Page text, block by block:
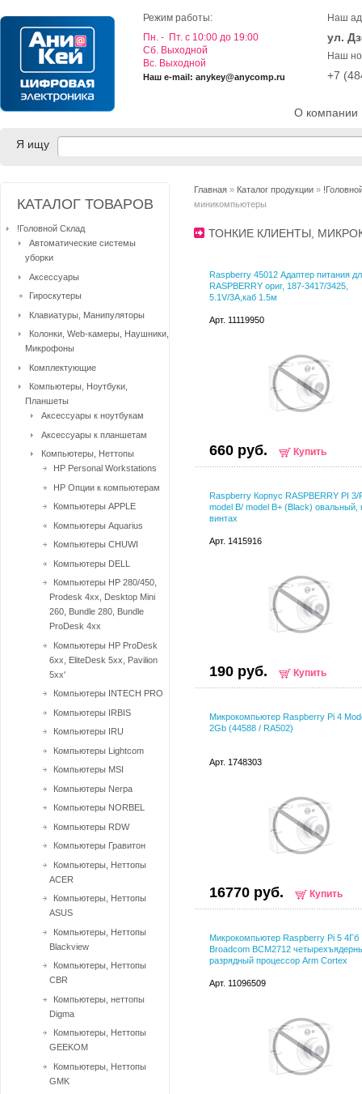
О компании
Режим работы:
Пн. - Пт. с 10:00 до 19:00
Cб. Выходной
Вс. Выходной
Наш e-mail: anykey@anycomp.ru
Наш
ул.
Наш
+7
Я ищу
Главная » Каталог продукции »
миникомпьютеры
ТОНКИЕ КЛИЕНТЫ,
Raspberry 45012 Адаптер питания
RASPBERRY ориг, 187-3417/3425,
5.1V/3A,каб 1.5м
Арт. 11119950
660 руб. Купить
Raspberry Корпус RASPBERRY PI 3/
model B/ model B+ (Black) овальный,
винтах
Арт. 1415916
190 руб. Купить
Микрокомпьютер Raspberry Pi 4
2Gb (44588 / RA502)
Арт. 1748303
16770 руб. Купить
Микрокомпьютер Raspberry Pi 5 4Гб
Broadcom BCM2712
разрядный процессор Arm Cortex
Арт. 11096509
КАТАЛОГ ТОВАРОВ
!Головной Склад
Автоматические системы
уборки
Аксессуары
Гироскутеры
Клавиатуры, Манипуляторы
Колонки, Web-камеры, Наушники,
Микрофоны
Комплектующие
Компьютеры, Ноутбуки,
Планшеты
Аксессуары к ноутбукам
Аксессуары к планшетам
Компьютеры, Неттопы
HP Personal Workstations
HP Опции к компьютерам
Компьютеры APPLE
Компьютеры Aquarius
Компьютеры CHUWI
Компьютеры DELL
Компьютеры HP 280/450,
Prodesk 4xx, Desktop Mini
260, Bundle 280, Bundle
ProDesk 4xx
Компьютеры HP ProDesk
6xx, EliteDesk 5xx, Pavilion
5xx'
Компьютеры INTECH PRO
Компьютеры IRBIS
Компьютеры IRU
Компьютеры Lightcom
Компьютеры MSI
Компьютеры Nerpa
Компьютеры NORBEL
Компьютеры RDW
Компьютеры Гравитон
Компьютеры, Неттопы
ACER
Компьютеры, Неттопы
ASUS
Компьютеры, Неттопы
Blackview
Компьютеры, Неттопы
CBR
Компьютеры, неттопы
Digma
Компьютеры, Неттопы
GEEKOM
Компьютеры, Неттопы
GMK